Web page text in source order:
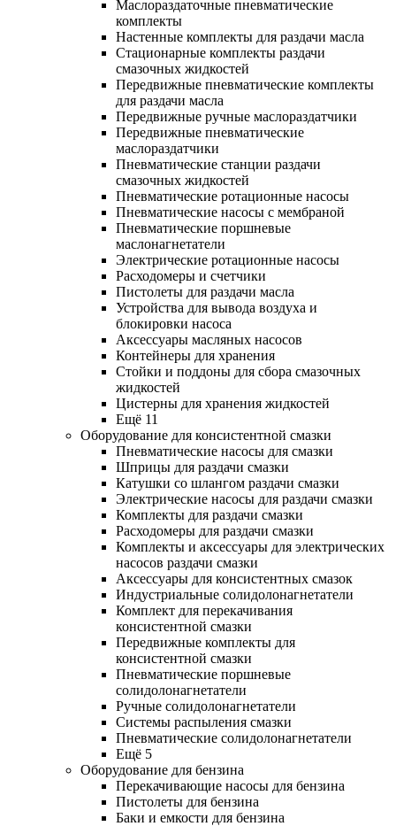
Маслораздаточные пневматические
комплекты
Настенные комплекты для раздачи масла
Стационарные комплекты раздачи
смазочных жидкостей
Передвижные пневматические комплекты
для раздачи масла
Передвижные ручные маслораздатчики
Передвижные пневматические
маслораздатчики
Пневматические станции раздачи
смазочных жидкостей
Пневматические ротационные насосы
Пневматические насосы с мембраной
Пневматические поршневые
маслонагнетатели
Электрические ротационные насосы
Расходомеры и счетчики
Пистолеты для раздачи масла
Устройства для вывода воздуха и
блокировки насоса
Аксессуары масляных насосов
Контейнеры для хранения
Стойки и поддоны для сбора смазочных
жидкостей
Цистерны для хранения жидкостей
Ещё 11
Оборудование для консистентной смазки
Пневматические насосы для смазки
Шприцы для раздачи смазки
Катушки со шлангом раздачи смазки
Электрические насосы для раздачи смазки
Комплекты для раздачи смазки
Расходомеры для раздачи смазки
Комплекты и аксессуары для электрических
насосов раздачи смазки
Аксессуары для консистентных смазок
Индустриальные солидолонагнетатели
Комплект для перекачивания
консистентной смазки
Передвижные комплекты для
консистентной смазки
Пневматические поршневые
солидолонагнетатели
Ручные солидолонагнетатели
Системы распыления смазки
Пневматические солидолонагнетатели
Ещё 5
Оборудование для бензина
Перекачивающие насосы для бензина
Пистолеты для бензина
Баки и емкости для бензина